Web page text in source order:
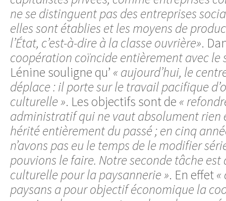
ne se distinguent pas des entreprises
elles sont établies et les moyens de
l’État, c’est-à-dire à la classe ouvrière».
coopération coïncide entièrement avec le
Lénine souligne qu’ « aujourd’hui, le
déplace : il porte sur le travail pacifique
culturelle ». Les objectifs sont de «
administratif qui ne vaut absolument rien
hérité entièrement du passé ; en cinq
n’avons pas eu le temps de le modifier
pouvions le faire. Notre seconde tâche est
culturelle pour la paysannerie ». En effet
paysans a pour objectif économique la